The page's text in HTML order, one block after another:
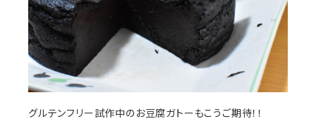
グルテンフリー試作中のお豆腐ガトーもこうご期待！！